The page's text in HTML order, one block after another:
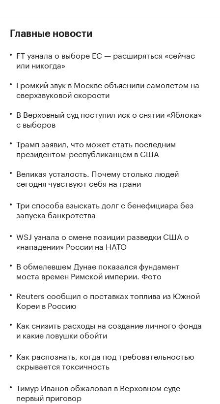
Главные новости
FT узнала о выборе ЕС — расширяться «сейчас
или никогда»
Громкий звук в Москве объяснили самолетом на
сверхзвуковой скорости
В Верховный суд поступил иск о снятии «Яблока»
с выборов
Трамп заявил, что может стать последним
президентом-республиканцем в США
Великая усталость. Почему столько людей
сегодня чувствуют себя на грани
Три способа взыскать долг с бенефициара без
запуска банкротства
WSJ узнала о смене позиции разведки США о
«нападении» России на НАТО
В обмелевшем Дунае показался фундамент
моста времен Римской империи. Фото
Reuters сообщил о поставках топлива из Южной
Кореи в Россию
Как снизить расходы на создание личного фонда
и какие ловушки обойти
Как распознать, когда под требовательностью
скрывается токсичность
Тимур Иванов обжаловал в Верховном суде
первый приговор